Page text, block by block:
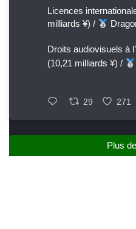
Licences
milliards ¥) /
Droits audiovisuels à
(10,21 milliards ¥) /
29 271
Plus